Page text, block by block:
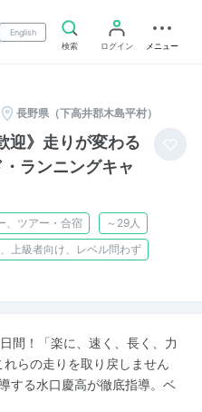
English
検索
ログイン メニュー
長野県（下高井郡木島平村）
迎》走りが変わる
ランニングキャ
、ツアー・合宿
～29人
上級者向け、レベル問わず
間！「楽に、速く、長く、力
らの走りを取り戻しません
する水口慶高が徹底指導。ベ